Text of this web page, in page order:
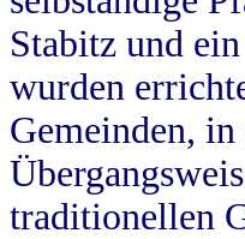
Stabitz und
wurden
Gemeinden,
traditionellen